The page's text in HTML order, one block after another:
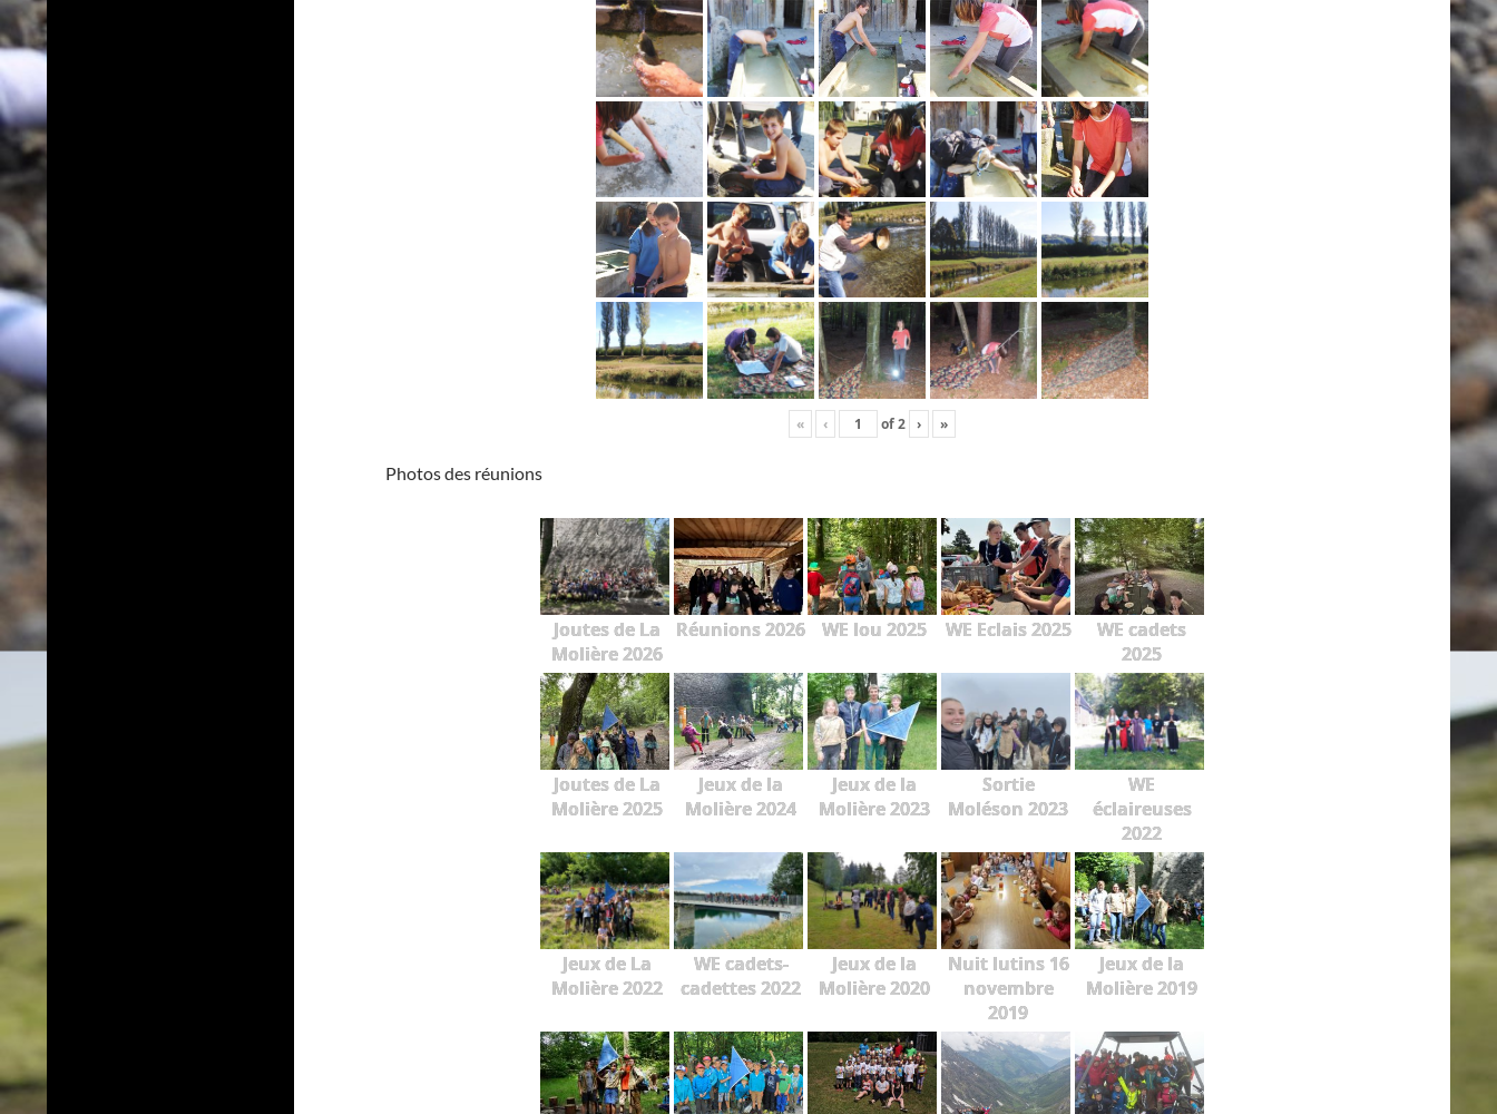
« ‹ of2 › »
Photos des réunions
Joutes de La
Molière 2026
Réunions 2026 WE lou 2025 WE Eclais 2025
WE cadets
2025
Joutes de La
Molière 2025
Jeux de la
Molière 2024
Jeux de la
Molière 2023
Sortie
Moléson 2023
WE
éclaireuses
2022
Jeux de La
Molière 2022
WE cadets-
cadettes 2022
Jeux de la
Molière 2020
Nuit lutins 16
novembre
2019
Jeux de la
Molière 2019